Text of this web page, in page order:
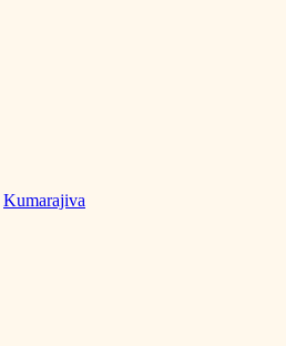
Kumarajiva